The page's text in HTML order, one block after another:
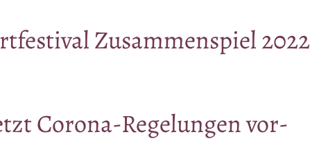
Zu­sam­men­spiel 2022
Co­ro­na-Re­ge­lun­gen vor­